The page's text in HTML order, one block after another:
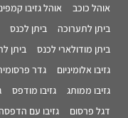
אוהל גזיבו
אוהל כוכב
ביתן לכנס
ביתן לתערוכה
ביתן
ביתן מודולארי לכנס
גדר
גזיבו אלומיניום
גזיבו מודפס
גזיבו ממותג
גזיבו עם
דגל פרסום